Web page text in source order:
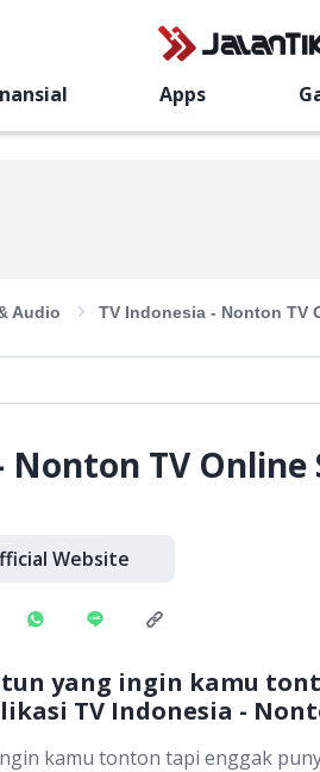
Apps
Audio TV Indonesia - Nonton TV
Nonton TV Online
yang ingin kamu
TV Indonesia -
kamu tonton tapi enggak
Website